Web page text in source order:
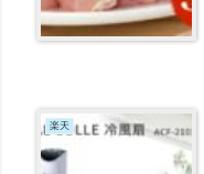
楽天